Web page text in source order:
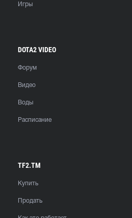
Игры
DOTA2 VIDEO
Форум
Видео
Воды
Расписание
TF2.TM
Купить
Продать